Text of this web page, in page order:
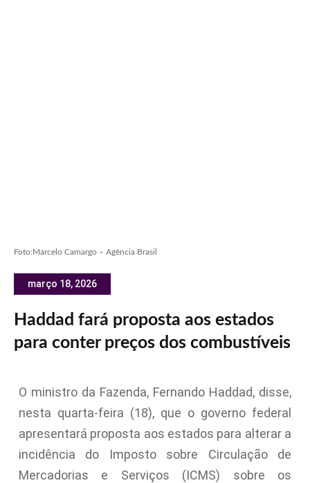
Foto:Marcelo Camargo – Agência Brasil
março 18, 2026
Haddad fará proposta aos estados
para conter preços dos combustíveis
O ministro da Fazenda, Fernando Haddad, disse,
nesta quarta-feira (18), que o governo federal
apresentará proposta aos estados para alterar a
incidência do Imposto sobre Circulação de
Mercadorias e Serviços (ICMS) sobre os